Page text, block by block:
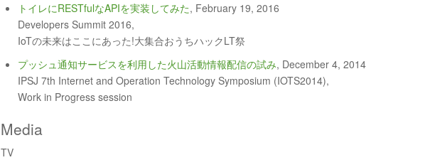
トイレにRESTfulなAPIを実装してみた, February 19, 2016
Developers Summit 2016,
IoTの未来はここにあった!大集合おうちハックLT祭
プッシュ通知サービスを利用した火山活動情報配信の試み, December 4, 2014
IPSJ 7th Internet and Operation Technology Symposium (IOTS2014),
Work in Progress session
Media
TV